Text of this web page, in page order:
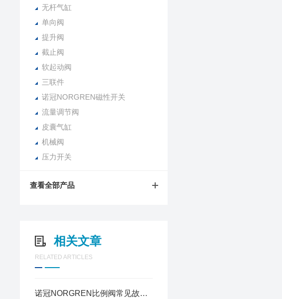
无杆气缸
单向阀
提升阀
截止阀
软起动阀
三联件
诺冠NORGREN磁性开关
流量调节阀
皮囊气缸
机械阀
压力开关
查看全部产品
相关文章
RELATED ARTICLES
诺冠NORGREN比例阀常见故障排查与调试方法